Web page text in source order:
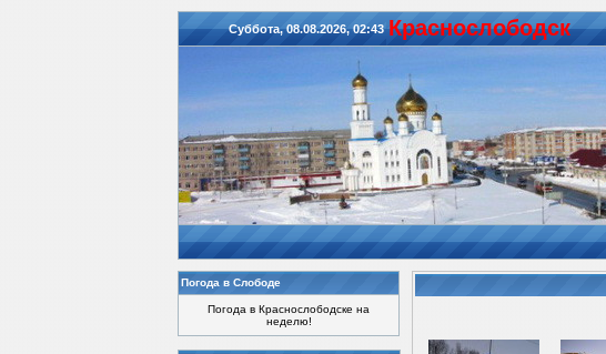
Суббота, 08.08.2026, 02:43 Красноcлободск
Погода в Слободе
Погода в Краснослободске на
неделю!